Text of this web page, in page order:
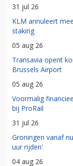
31 jul 26
KLM annuleert
staking
05 aug 26
Transavia opent
Brussels Airport
05 aug 26
Voormalig
bij ProRail
31 jul 26
Groningen vanaf
uur rijden'
04 aug 26